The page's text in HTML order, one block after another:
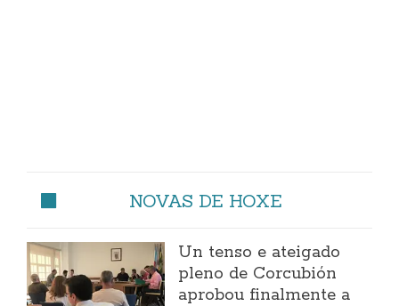
NOVAS DE HOXE
Un tenso e ateigado
pleno de Corcubión
aprobou finalmente a